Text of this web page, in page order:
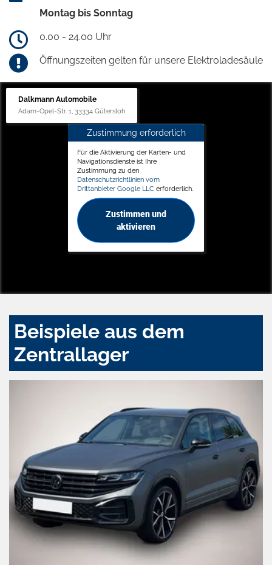
Montag bis Sonntag
0.00 - 24.00 Uhr
Öffnungszeiten gelten für unsere Elektroladesäule
Dalkmann Automobile
Adam-Opel-Str. 1, 33334 Gütersloh
Zustimmung erforderlich
Für die Aktivierung der Karten- und
Navigationsdienste ist Ihre
Zustimmung zu den
Datenschutzrichtlinien vom
Drittanbieter Google LLC erforderlich.
Zustimmen und
aktivieren
Beispiele aus dem
Zentrallager